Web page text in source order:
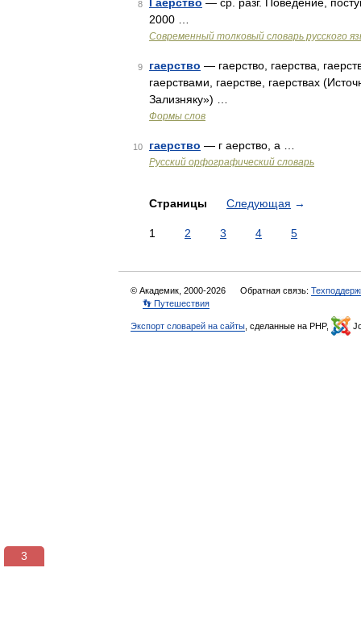
8
2000 …
Современный толковый словарь русского
9 гаерство — гаерство, гаерства,
гаерствами, гаерстве, гаерствах
Зализняку») …
Формы слов
10 гаерство — г аерство, а …
Русский орфографический словарь
Страницы Следующая →
1 2 3 4 5
© Академик, 2000-2026 Обратная связь:
👣 Путешествия
Экспорт словарей на сайты , сделанные на PHP,
3